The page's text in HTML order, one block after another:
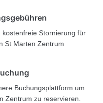
kostenfreie Stornierung für
St Marten Zentrum
Buchungsplattform um
Zentrum zu reservieren.